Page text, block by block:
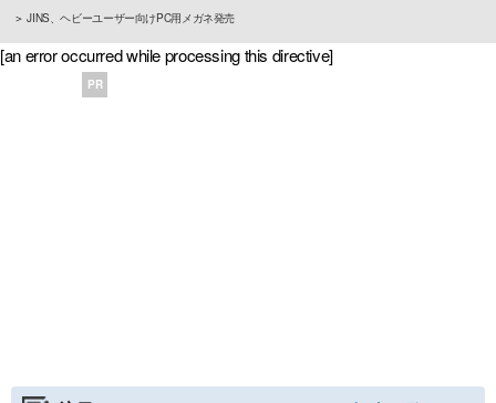
JINS、ヘビーユーザー向けPC用メガネ発売
[an error occurred while processing this directive]
PR